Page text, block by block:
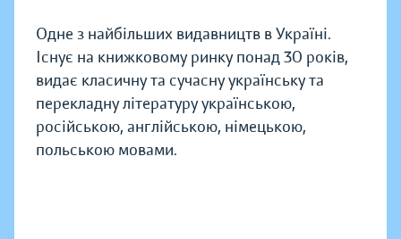
Одне з найбільших видавництв в Україні.
Існує на книжковому ринку понад 30 років,
видає класичну та сучасну українську та
перекладну літературу українською,
російською, англійською, німецькою,
польською мовами.